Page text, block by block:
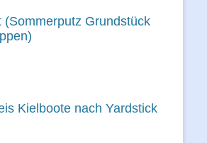
(Sommerputz Grundstück
Kielboote nach Yardstick